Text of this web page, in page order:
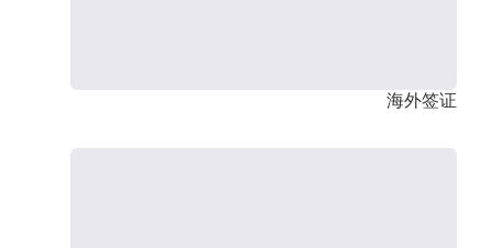
海外签证